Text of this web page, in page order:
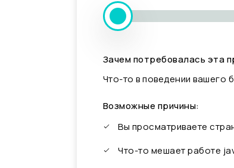
Зачем потребовалась эта
Что-то в поведении вашего
Возможные причины:
Вы просматриваете
Что-то мешает работе